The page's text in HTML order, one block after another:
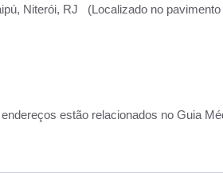
Niterói, RJ (Localizado no
estão relacionados no Guia